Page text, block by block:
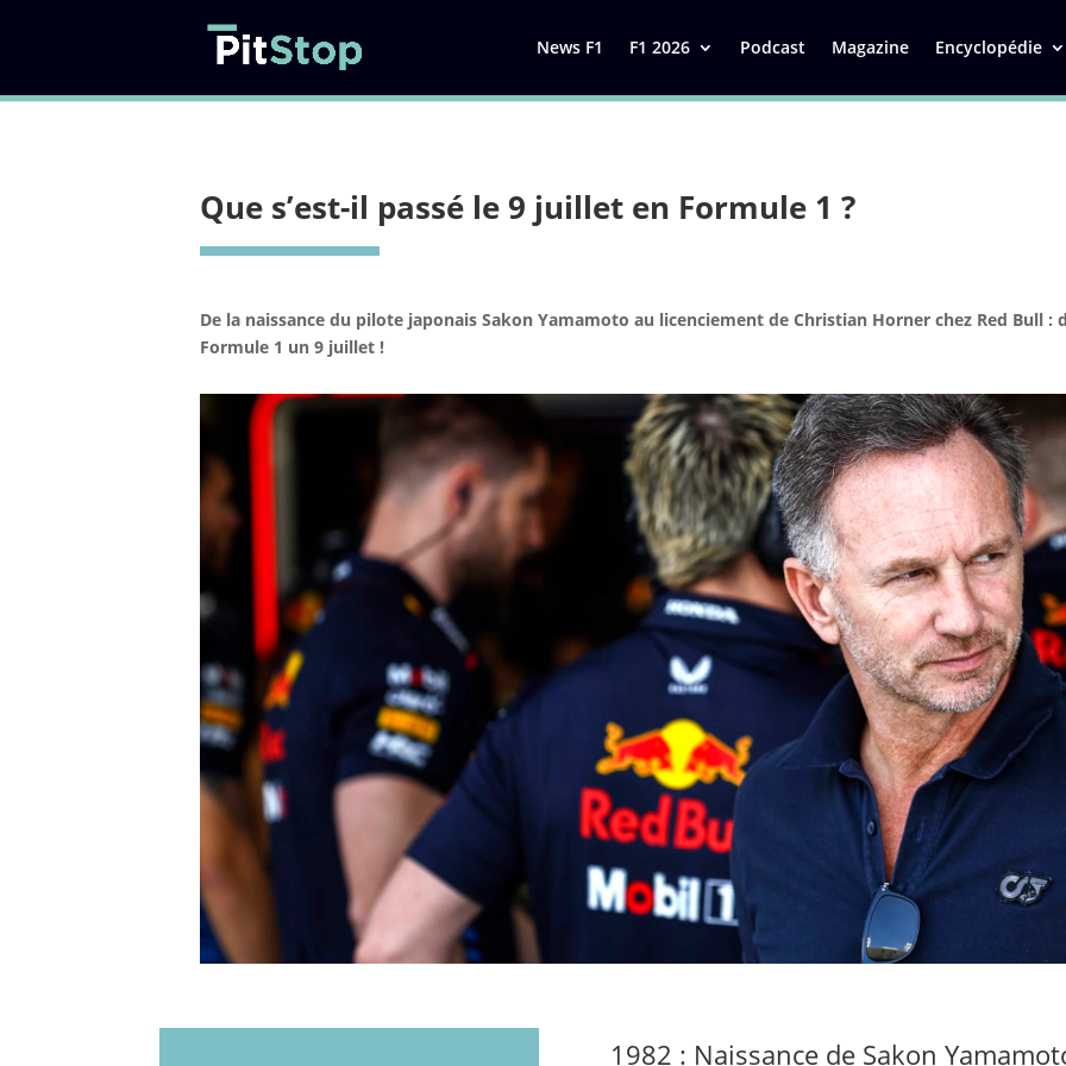
News F1 F1 2026 Podcast Magazine Encyclopédie
Que s’est-il passé le 9 juillet en Formule 1 ?
De la naissance du pilote japonais Sakon Yamamoto au licenciement de Christian Horner chez Red Bull
Formule 1 un 9 juillet !
1982 : Naissance de Sakon